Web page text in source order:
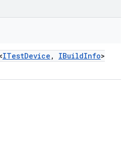
ITestDevice , IBuildInfo>